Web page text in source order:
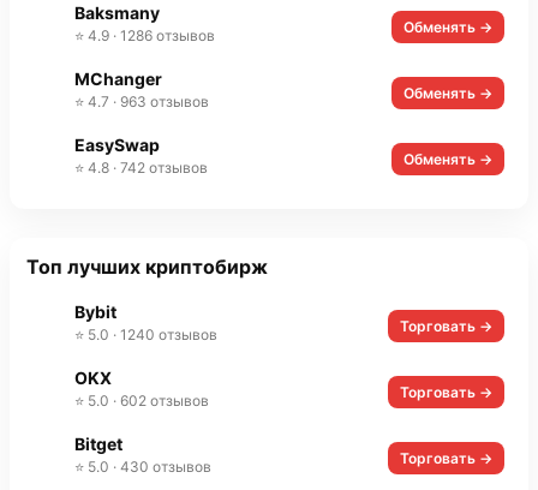
Baksmany
⭐ 4.9 · 1286 отзывов Обменять →
MChanger
⭐ 4.7 · 963 отзывов Обменять →
EasySwap
⭐ 4.8 · 742 отзывов Обменять →
Топ лучших криптобирж
Bybit
⭐ 5.0 · 1240 отзывов Торговать →
OKX
⭐ 5.0 · 602 отзывов Торговать →
Bitget
⭐ 5.0 · 430 отзывов Торговать →